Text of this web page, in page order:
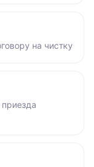
на чистку